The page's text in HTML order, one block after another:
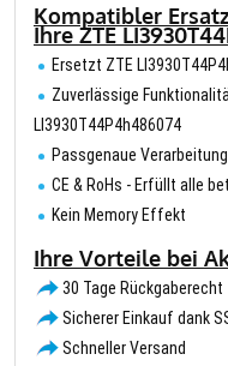
Kompatibler
Ihre ZTE
Ersetzt ZTE
Zuverlässige
LI3930T44P4h486074
Passgenaue
CE & RoHs - Erfüllt alle
Kein Memory Effekt
Ihre Vorteile bei
30 Tage Rückgaberecht
Sicherer Einkauf dank
Schneller Versand